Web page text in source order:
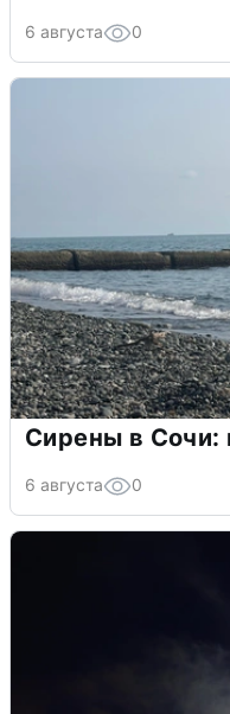
6 августа 0
Сирены в Сочи:
6 августа 0